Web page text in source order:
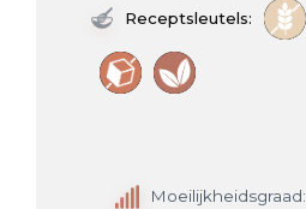
Receptsleutels:
Moeilijkheidsgraad: